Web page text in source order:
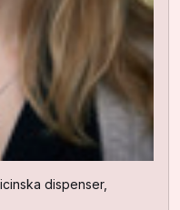
dispenser,